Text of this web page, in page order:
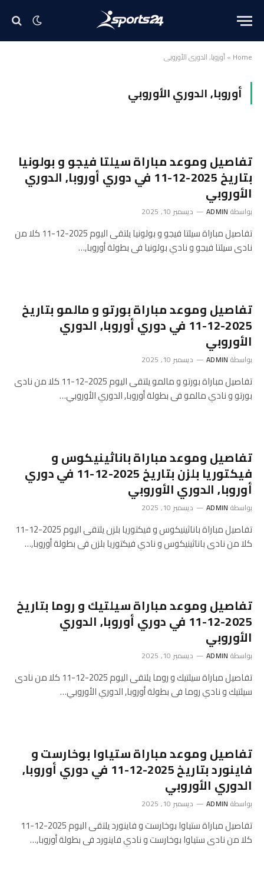
Home
»أوروبا, الدوري الأوروبي
أوروبا, الدوري الأوروبي
تفاصيل وموعد مباراة سيلتا فيجو و بولونيا
بتاريخ 2025-12-11 في دوري أوروبا, الدوري
الأوروبي
بواسطة ADMIN ديسمبر 10, 2025
تفاصيل مباراة سيلتا فيجو و بولونيا يلتقى اليوم 2025-12-11 كلا من
نادى سيلتا فيجو و نادي بولونيا فى بطولة أوروبا,…
تفاصيل وموعد مباراة بورتو و مالمو بتاريخ
2025-12-11 في دوري أوروبا, الدوري
الأوروبي
بواسطة ADMIN ديسمبر 10, 2025
تفاصيل مباراة بورتو و مالمو يلتقى اليوم 2025-12-11 كلا من نادى
بورتو و نادي مالمو فى بطولة أوروبا, الدوري الأوروبي…
تفاصيل وموعد مباراة باناثينيكوس و
فيكتوريا بلزن بتاريخ 2025-12-11 في دوري
أوروبا, الدوري الأوروبي
بواسطة ADMIN ديسمبر 10, 2025
تفاصيل مباراة باناثينيكوس و فيكتوريا بلزن يلتقى اليوم 2025-12-11
كلا من نادى باناثينيكوس و نادي فيكتوريا بلزن فى بطولة أوروبا,…
تفاصيل وموعد مباراة سيلتيك و روما بتاريخ
2025-12-11 في دوري أوروبا, الدوري
الأوروبي
بواسطة ADMIN ديسمبر 10, 2025
تفاصيل مباراة سيلتيك و روما يلتقى اليوم 2025-12-11 كلا من نادى
سيلتيك و نادي روما فى بطولة أوروبا, الدوري الأوروبي…
تفاصيل وموعد مباراة ستياوا بوخارست و
فاينورد بتاريخ 2025-12-11 في دوري أوروبا,
الدوري الأوروبي
بواسطة ADMIN ديسمبر 10, 2025
تفاصيل مباراة ستياوا بوخارست و فاينورد يلتقى اليوم 2025-12-11
كلا من نادى ستياوا بوخارست و نادي فاينورد فى بطولة أوروبا,…